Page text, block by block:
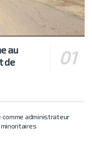
au
de
comme administrateur